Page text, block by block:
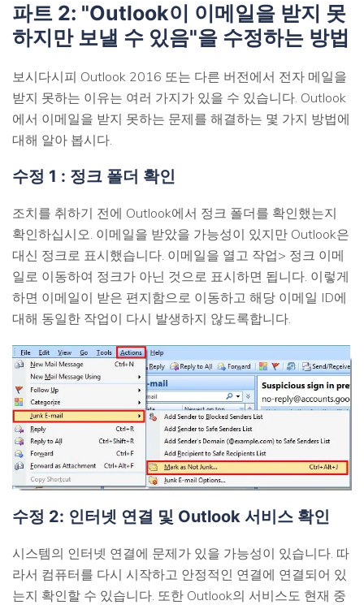
파트 2: "Outlook이 이메일을 받지 못
하지만 보낼 수 있음"을 수정하는 방법
보시다시피 Outlook 2016 또는 다른 버전에서 전자 메일을
받지 못하는 이유는 여러 가지가 있을 수 있습니다. Outlook
에서 이메일을 받지 못하는 문제를 해결하는 몇 가지 방법에
대해 알아 봅시다.
수정 1 : 정크 폴더 확인
조치를 취하기 전에 Outlook에서 정크 폴더를 확인했는지
확인하십시오. 이메일을 받았을 가능성이 있지만 Outlook은
대신 정크로 표시했습니다. 이메일을 열고 작업> 정크 이메
일로 이동하여 정크가 아닌 것으로 표시하면 됩니다. 이렇게
하면 이메일이 받은 편지함으로 이동하고 해당 이메일 ID에
대해 동일한 작업이 다시 발생하지 않도록합니다.
수정 2: 인터넷 연결 및 Outlook 서비스 확인
시스템의 인터넷 연결에 문제가 있을 가능성이 있습니다. 따
라서 컴퓨터를 다시 시작하고 안정적인 연결에 연결되어 있
는지 확인할 수 있습니다. 또한 Outlook의 서비스도 현재 중